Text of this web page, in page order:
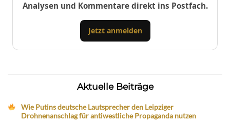
Analysen und Kommentare direkt ins Postfach.
Jetzt anmelden
Aktuelle Beiträge
Wie Putins deutsche Lautsprecher den Leipziger
Drohnenanschlag für antiwestliche Propaganda nutzen